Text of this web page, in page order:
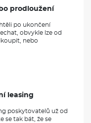
prodloužení
po ukončení
obvykle lze od
nebo
leasing
poskytovatelů už od
se tak bát, že se